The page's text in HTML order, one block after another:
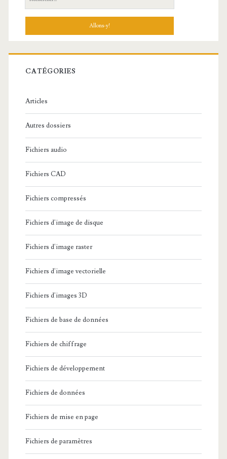
e
h
r
c
:
CATÉGORIES
Articles
Autres dossiers
Fichiers audio
Fichiers CAD
Fichiers compressés
Fichiers d'image de disque
Fichiers d'image raster
Fichiers d'image vectorielle
Fichiers d'images 3D
Fichiers de base de données
Fichiers de chiffrage
Fichiers de développement
Fichiers de données
Fichiers de mise en page
Fichiers de paramètres